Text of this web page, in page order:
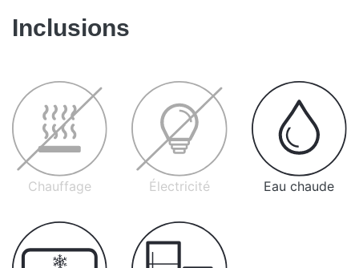
Inclusions
Chauffage Électricité Eau chaude